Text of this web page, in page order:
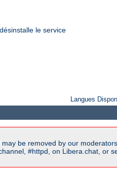
le service
Langues
be removed by our
#httpd, on Libera.chat, or